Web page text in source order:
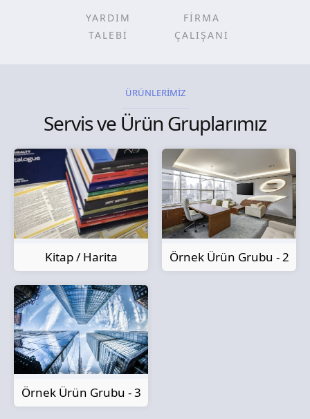
YARDIM
TALEBİ
FİRMA
ÇALIŞANI
ÜRÜNLERİMİZ
Servis ve Ürün Gruplarımız
Kitap / Harita Örnek Ürün Grubu - 2
Örnek Ürün Grubu - 3